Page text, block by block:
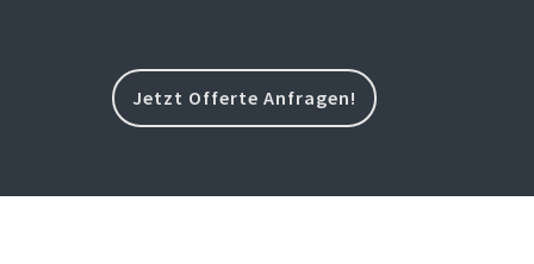
Jetzt Offerte Anfragen!